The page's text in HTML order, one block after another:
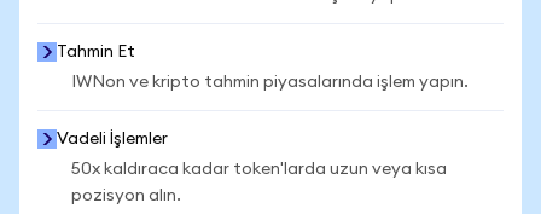
Tahmin Et
IWNon ve kripto tahmin piyasalarında işlem yapın.
Vadeli İşlemler
50x kaldıraca kadar token'larda uzun veya kısa
pozisyon alın.